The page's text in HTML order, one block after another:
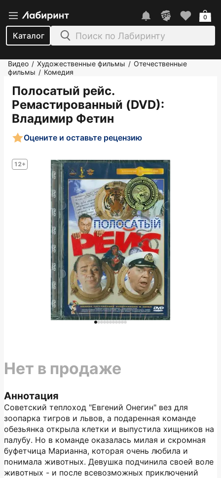
Каталог
0
Видео / Художественные фильмы / Отечественные
фильмы / Комедия
Полосатый рейс.
Ремастированный (DVD):
Владимир Фетин
12+
Оцените и оставьте рецензию
Аннотация
Советский теплоход "Евгений Онегин" вез для
зоопарка тигров и львов, а подаренная команде
обезьянка открыла клетки и выпустила хищников на
палубу. Но в команде оказалась милая и скромная
буфетчица Марианна, которая очень любила и
понимала животных. Девушка подчинила своей воле
животных - и после всевозможных приключений
Нет в продаже